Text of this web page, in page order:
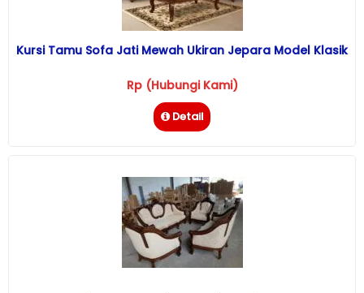
Kursi Tamu Sofa Jati Mewah Ukiran Jepara Model Klasik
Rp (Hubungi Kami)
Detail